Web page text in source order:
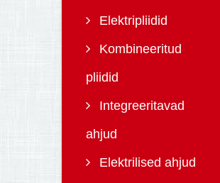
Elektripliidid
Kombineeritud
pliidid
Integreeritavad
ahjud
Elektrilised ahjud